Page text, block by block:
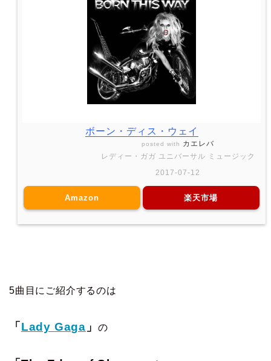
ボーン・ディス・ウェイ
posted with カエレバ
レディー・ガガ ユニバーサル ミュージック
2017-07-12
Amazon 楽天市場
5曲目にご紹介するのは
「Lady Gaga 」 の